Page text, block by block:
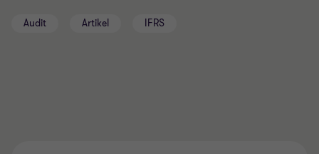
Audit Artikel IFRS